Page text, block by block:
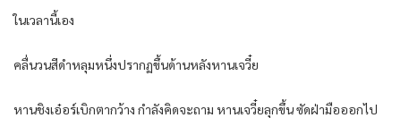
ในเวลานี้เอง
คลื่นวนสีดำหลุมหนึ่งปรากฏขึ้นด้านหลังหานเจวี๋ย
หานชิงเอ๋อร์เบิกตากว้าง กำลังคิดจะถาม หานเจวี๋ยลุกขึ้น ซัดฝ่ามือออกไป